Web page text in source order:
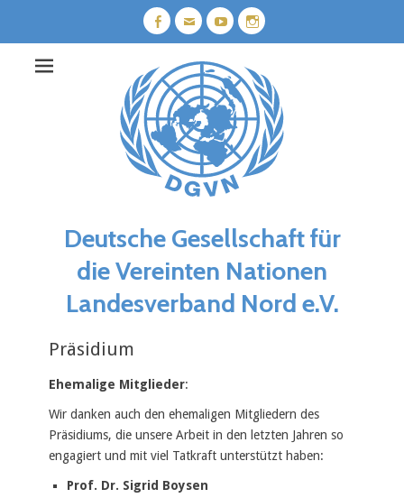
Facebook
E-
YouTubeInstagram
Deutsche Gesellschaft für
die Vereinten Nationen
Landesverband Nord e.V.
Präsidium
Ehemalige Mitglieder:
Wir danken auch den ehemaligen Mitgliedern des
Präsidiums, die unsere Arbeit in den letzten Jahren so
engagiert und mit viel Tatkraft unterstützt haben:
Prof. Dr. Sigrid Boysen